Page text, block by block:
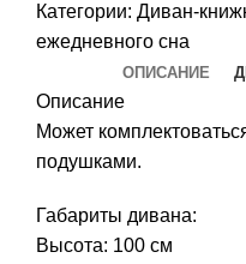
Категории: Диван-
ежедневного сна
ОПИСАНИЕ
Описание
Может
подушками.
Габариты дивана:
Высота: 100 см